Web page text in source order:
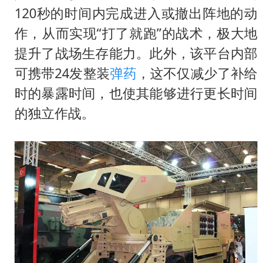
120秒的时间内完成进入或撤出阵地的动
作，从而实现“打了就跑”的战术，极大地
提升了战场生存能力。此外，该平台内部
可携带24发整装弹药 ，这不仅减少了补给
时的暴露时间，也使其能够进行更长时间
的独立作战。